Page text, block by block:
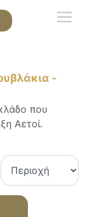
-
που
Αετοί.